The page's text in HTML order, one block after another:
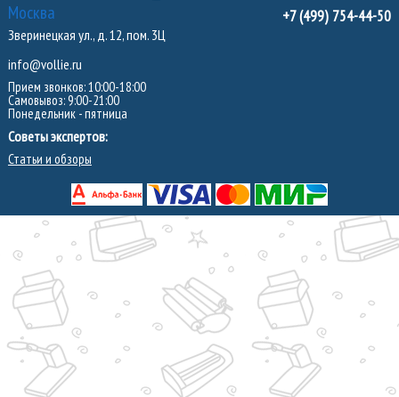
Москва
Зверинецкая ул., д. 12, пом. 3Ц
info@vollie.ru
Прием звонков: 10:00-18:00
Самовывоз: 9:00-21:00
Понедельник - пятница
Советы экспертов:
Статьи и обзоры
+7 (499) 754-44-50